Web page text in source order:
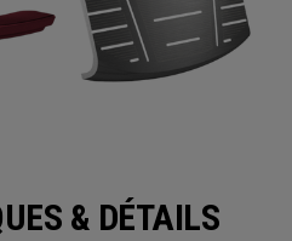
& DÉTAILS